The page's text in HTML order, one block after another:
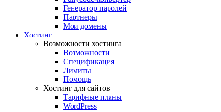
Генератор паролей
Партнеры
Мои домены
Хостинг
Возможности хостинга
Возможности
Спецификация
Лимиты
Помощь
Хостинг для сайтов
Тарифные планы
WordPress